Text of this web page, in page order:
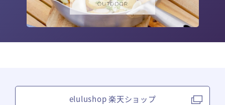
elulushop 楽天ショップ